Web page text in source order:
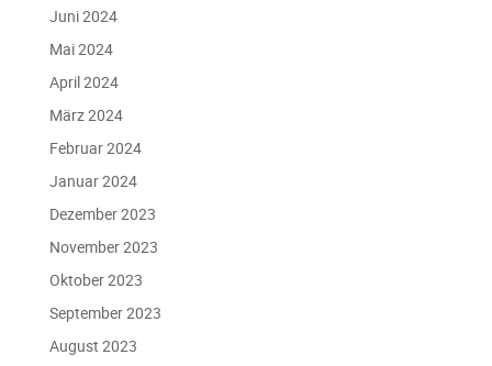
Juni 2024
Mai 2024
April 2024
März 2024
Februar 2024
Januar 2024
Dezember 2023
November 2023
Oktober 2023
September 2023
August 2023